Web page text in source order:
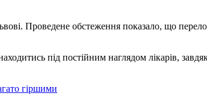
Проведене обстеження показало, що
під постійним наглядом лікарів,
гіршими